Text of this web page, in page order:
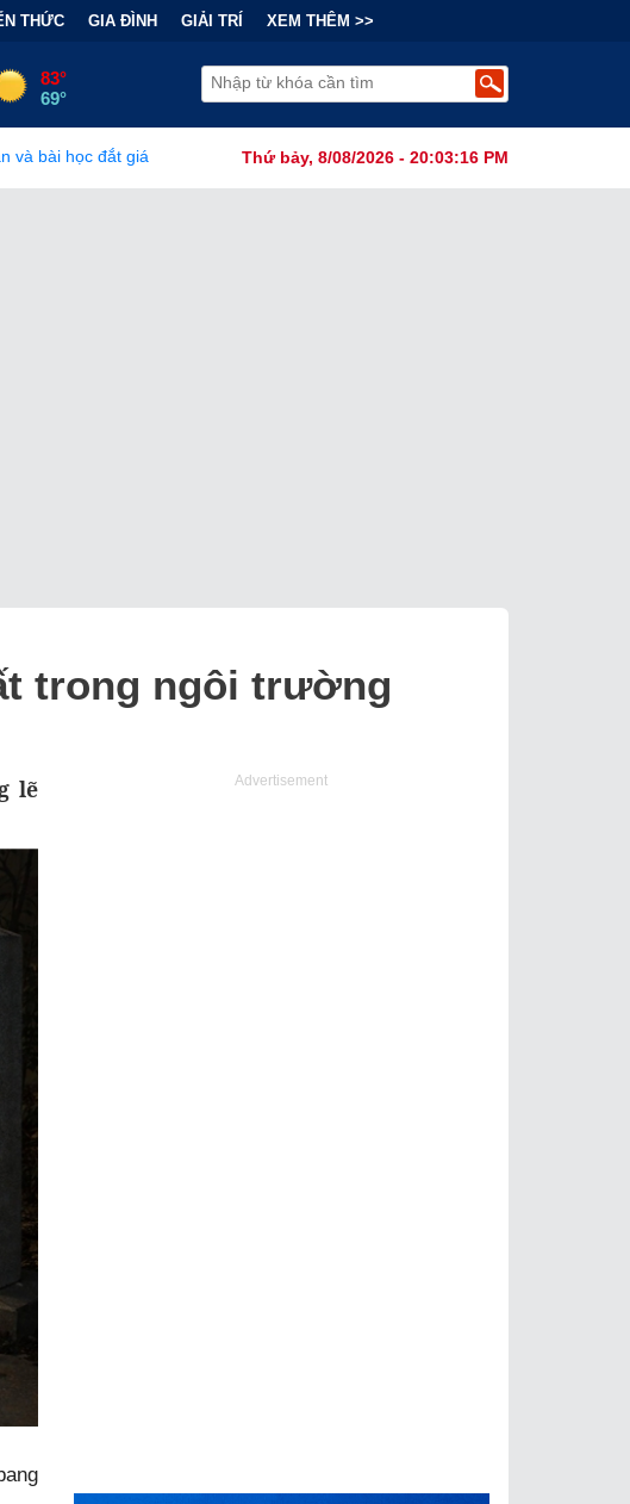
THỨC GIA ĐÌNH GIẢI TRÍ XEM THÊM >>
Thứ bảy, 8/08/2026 - 20:03:17 PM
• Bẫy Tài Chính Đằng Sau "Cơn Sốt" Trà Sữa Nhượng Quyền: Lợi Nhuận
trong ngôi trường
lẽ
Advertisement